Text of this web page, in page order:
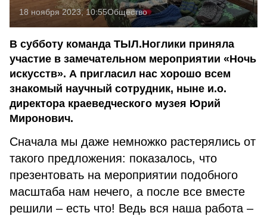
18 ноября 2023, 10:55Общество
В субботу команда ТЫЛ.Ноглики приняла
участие в замечательном мероприятии «Ночь
искусств». А пригласил нас хорошо всем
знакомый научный сотрудник, ныне и.о.
директора краеведческого музея Юрий
Миронович.
Сначала мы даже немножко растерялись от
такого предложения: показалось, что
презентовать на мероприятии подобного
масштаба нам нечего, а после все вместе
решили – есть что! Ведь вся наша работа –